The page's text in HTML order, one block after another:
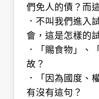
們免人的債？而
．不叫我們進入
會，這是怎樣的
．「賜食物」、
故？
．「因為國度、
有沒有這句？